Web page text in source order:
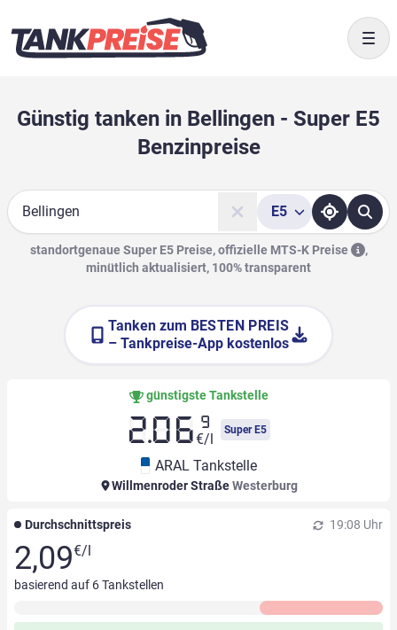
Günstig tanken in Bellingen - Super E5
Benzinpreise
Suche
E5
standortgenaue Super E5 Preise, offizielle MTS-K Preise
,
minütlich aktualisiert, 100% transparent
Tanken zum BESTEN PREIS
– Tankpreise-App kostenlos
günstigste Tankstelle
2.06 9
€/l
Super E5
ARAL Tankstelle
Willmenroder StraßeWesterburg
Durchschnittspreis 19:08 Uhr
2,09€/l
basierend auf 6Tankstellen